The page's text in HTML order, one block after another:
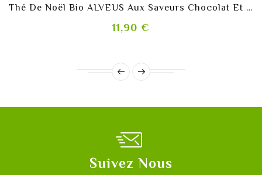
Thé De Noël Bio ALVEUS Aux Saveurs Chocolat Et Noix
11,90 €
Suivez Nous